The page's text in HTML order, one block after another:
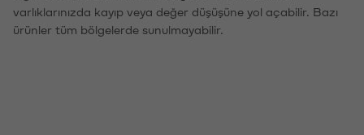
varlıklarınızda kayıp veya değer düşüşüne yol açabilir. Bazı
ürünler tüm bölgelerde sunulmayabilir.